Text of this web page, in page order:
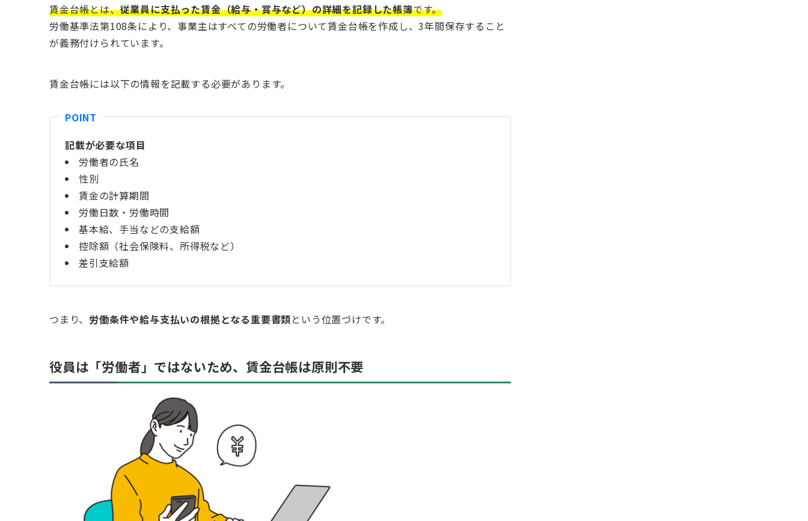
賃金台帳とは、従業員に支払った賃金（給与・賞与など）の詳細を記録した帳簿です。
労働基準法第108条により、事業主はすべての労働者について賃金台帳を作成し、3年間保存すること
が義務付けられています。
賃金台帳には以下の情報を記載する必要があります。
記載が必要な項目
労働者の氏名
性別
賃金の計算期間
労働日数・労働時間
基本給、手当などの支給額
控除額（社会保険料、所得税など）
差引支給額
つまり、 労働条件や給与支払いの根拠となる重要書類という位置づけです。
役員は「労働者」ではないため、賃金台帳は原則不要